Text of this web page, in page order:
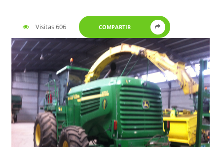
Visitas 606 COMPARTIR